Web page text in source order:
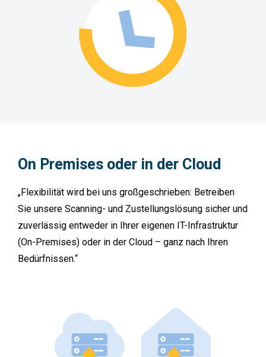
On Premises oder in der Cloud
„Flexibilität wird bei uns großgeschrieben: Betreiben
Sie unsere Scanning- und Zustellungslösung sicher und
zuverlässig entweder in Ihrer eigenen IT-Infrastruktur
(On-Premises) oder in der Cloud – ganz nach Ihren
Bedürfnissen.“